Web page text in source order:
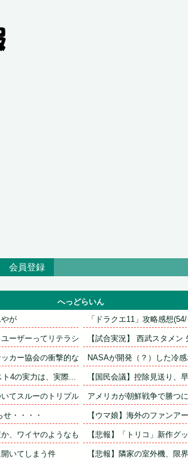
会員登録
へっどらいん
が
ーザーってリテラシー...
カー協会の衝撃的な接...
4の実力は、実際...
てスルーのトリプルコ...
せ・・・・
、ワイヤのようなも...
いてしまう件
「ドラクエ11」攻略感想
【試合実況】 西武スタメ
NASAが開発（？）した冷
【国民会議】控除見送り、
アメリカが朝鮮戦争で勝つ
【ウマ娘】海外のファンア
【悲報】「トリコ」新作グ
【悲報】隣家の室外機、限